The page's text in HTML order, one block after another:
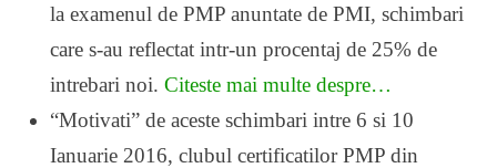
la examenul de PMP anuntate de PMI, schimbari
care s-au reflectat intr-un procentaj de 25% de
intrebari noi. Citeste mai multe despre…
“Motivati” de aceste schimbari intre 6 si 10
Ianuarie 2016, clubul certificatilor PMP din